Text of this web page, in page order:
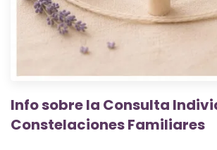
Info sobre la Consulta
Constelaciones Familiares